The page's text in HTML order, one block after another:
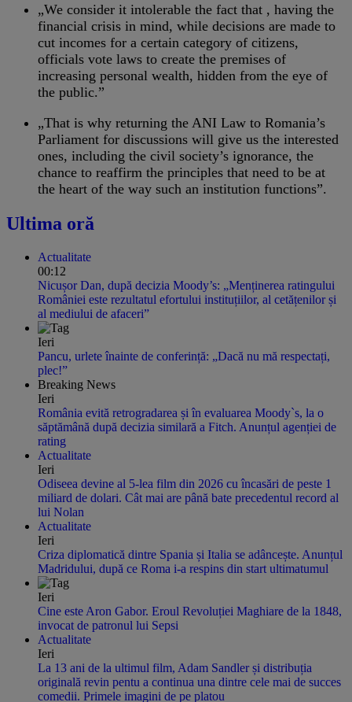
„We consider it intolerable the fact that , having the
financial crisis in mind, while decisions are made to
cut incomes for a certain category of citizens,
officials vote laws to create the premises of
increasing personal wealth, hidden from the eye of
the public.”
„That is why returning the ANI Law to Romania’s
Parliament for discussions will give us the interested
ones, including the civil society’s ignorance, the
chance to reaffirm the principles that need to be at
the heart of the way such an institution functions”.
Ultima oră
Actualitate
00:12
Nicușor Dan, după decizia Moody’s: „Menținerea ratingului
României este rezultatul efortului instituțiilor, al cetățenilor și
al mediului de afaceri”
Ieri
Pancu, urlete înainte de conferință: „Dacă nu mă respectați,
plec!”
Breaking News
Ieri
România evită retrogradarea și în evaluarea Moody`s, la o
săptămână după decizia similară a Fitch. Anunțul agenției de
rating
Actualitate
Ieri
Odiseea devine al 5-lea film din 2026 cu încasări de peste 1
miliard de dolari. Cât mai are până bate precedentul record al
lui Nolan
Actualitate
Ieri
Criza diplomatică dintre Spania și Italia se adâncește. Anunțul
Madridului, după ce Roma i-a respins din start ultimatumul
Ieri
Cine este Aron Gabor. Eroul Revoluției Maghiare de la 1848,
invocat de patronul lui Sepsi
Actualitate
Ieri
La 13 ani de la ultimul film, Adam Sandler și distribuția
originală revin pentu a continua una dintre cele mai de succes
comedii. Primele imagini de pe platou